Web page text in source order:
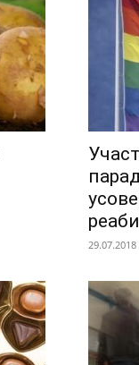
29.07.2018